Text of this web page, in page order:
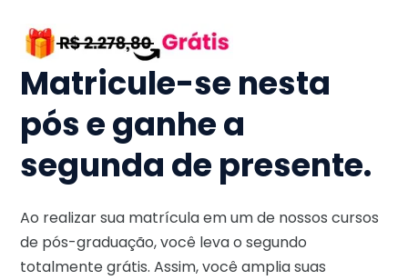
Matricule-se nesta
pós e ganhe a
segunda de presente.
Ao realizar sua matrícula em um de nossos cursos
de pós-graduação, você leva o segundo
totalmente grátis. Assim, você amplia suas